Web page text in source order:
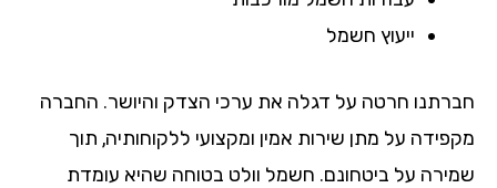
ייעוץ חשמל
חרטה על דגלה את ערכי הצדק והיושר. החברה
על מתן שירות אמין ומקצועי ללקוחותיה, תוך
על ביטחונם. חשמל וולט בטוחה שהיא עומדת